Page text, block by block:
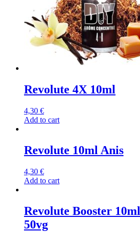
Revolute 4X 10ml
4,30 €
Add to cart
Revolute 10ml Anis
4,30 €
Add to cart
Revolute Booster
50vg